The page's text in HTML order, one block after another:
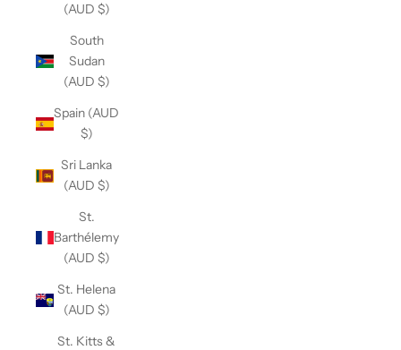
(AUD $)
South
Sudan
(AUD $)
Spain (AUD
$)
Sri Lanka
(AUD $)
St.
Barthélemy
(AUD $)
St. Helena
(AUD $)
St. Kitts &